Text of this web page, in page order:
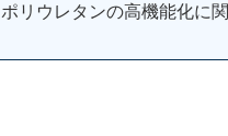
リウレタンの高機能化に関